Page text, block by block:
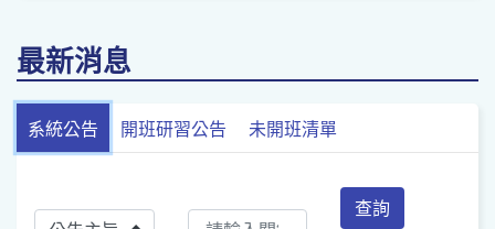
最新消息
系統公告 開班研習公告 未開班清單
查詢